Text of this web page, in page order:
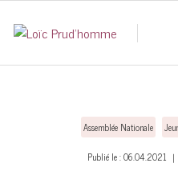
Assemblée Nationale
Publié le : 06.04.2021 ｜